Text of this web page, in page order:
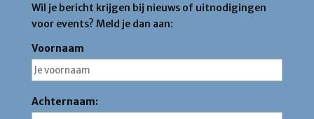
Wil je bericht krijgen bij nieuws of uitnodigingen
voor events? Meld je dan aan:
Voornaam
Achternaam: